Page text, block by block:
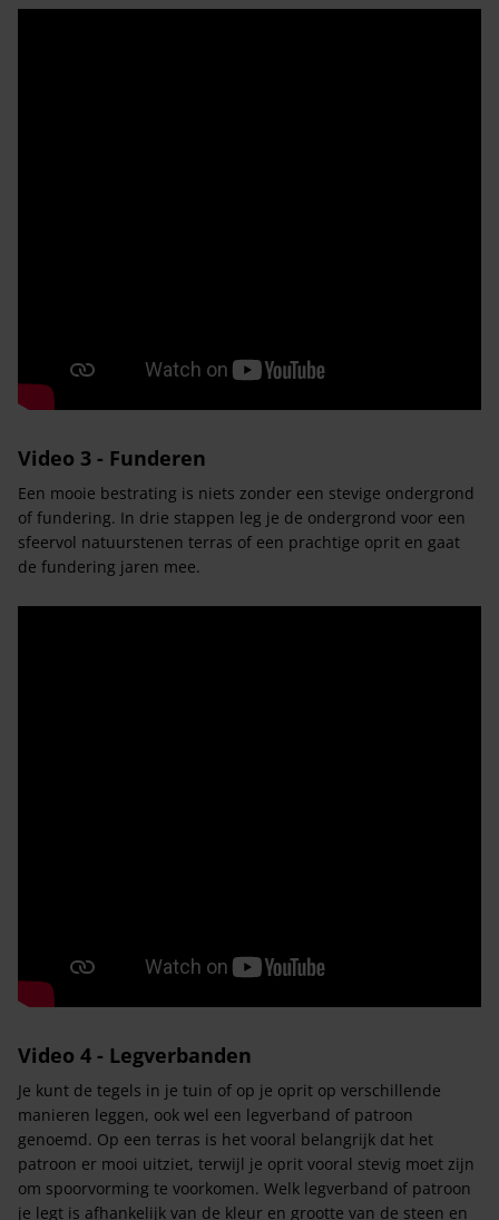
Video 3 - Funderen
Een mooie bestrating is niets zonder een stevige ondergrond
of fundering. In drie stappen leg je de ondergrond voor een
sfeervol natuurstenen terras of een prachtige oprit en gaat
de fundering jaren mee.
Video 4 - Legverbanden
Je kunt de tegels in je tuin of op je oprit op verschillende
manieren leggen, ook wel een legverband of patroon
genoemd. Op een terras is het vooral belangrijk dat het
patroon er mooi uitziet, terwijl je oprit vooral stevig moet zijn
om spoorvorming te voorkomen. Welk legverband of patroon
je legt is afhankelijk van de kleur en grootte van de steen en